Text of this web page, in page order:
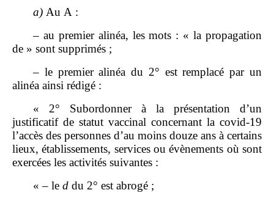
a) Au A :
– au premier alinéa, les mots : « la propagation
de » sont supprimés ;
– le premier alinéa du 2° est remplacé par un
alinéa ainsi rédigé :
« 2° Subordonner à la présentation d’un
justificatif de statut vaccinal concernant la covid‑19
l’accès des personnes d’au moins douze ans à certains
lieux, établissements, services ou évènements où sont
exercées les activités suivantes :
« – le d du 2° est abrogé ;